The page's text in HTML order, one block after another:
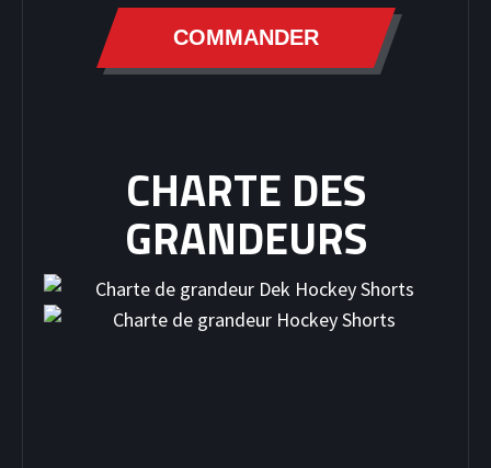
COMMANDER
CHARTE DES
GRANDEURS